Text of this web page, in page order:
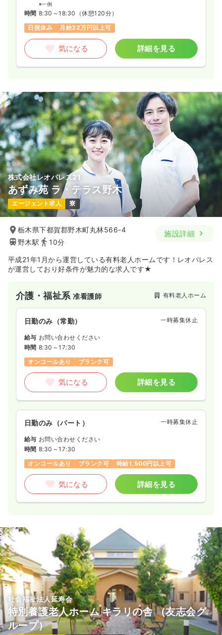
※一例
時間 8:30～18:30 （休憩120分）
日祝休み
月給22万円以上可
気になる 詳細を見る
株式会社レオパレス21
あずみ苑 ラ・テラス野木
エージェント求人 寮
栃木県下都賀郡野木町丸林566-4
野木駅
10分
施設詳細
平成21年1月から運営している有料老人ホームです！レオパレス
が運営しており好条件が魅力的な求人です★
介護・福祉系准看護師 有料老人ホーム
日勤のみ（常勤） 一時募集休止
給与 お問い合わせください
時間 8:30～17:30
オンコールあり
ブランク可
気になる 詳細を見る
日勤のみ（パート） 一時募集休止
給与 お問い合わせください
時間 8:30～17:30
オンコールあり
ブランク可 時給1,500円以上可
気になる 詳細を見る
社会福祉法人延寿会
特別養護老人ホーム キラリの舎 （友志会グ
ループ）